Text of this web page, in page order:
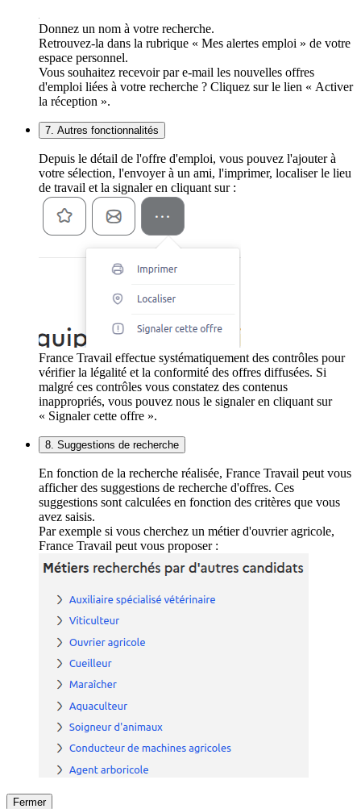
Donnez un nom à votre recherche.
Retrouvez-la dans la rubrique « Mes alertes emploi » de votre
espace personnel.
Vous souhaitez recevoir par e-mail les nouvelles offres
d'emploi liées à votre recherche ? Cliquez sur le lien « Activer
la réception ».
7. Autres fonctionnalités
Depuis le détail de l'offre d'emploi, vous pouvez l'ajouter à
votre sélection, l'envoyer à un ami, l'imprimer, localiser le lieu
de travail et la signaler en cliquant sur :
France Travail effectue systématiquement des contrôles pour
vérifier la légalité et la conformité des offres diffusées. Si
malgré ces contrôles vous constatez des contenus
inappropriés, vous pouvez nous le signaler en cliquant sur
« Signaler cette offre ».
8. Suggestions de recherche
En fonction de la recherche réalisée, France Travail peut vous
afficher des suggestions de recherche d'offres. Ces
suggestions sont calculées en fonction des critères que vous
avez saisis.
Par exemple si vous cherchez un métier d'ouvrier agricole,
France Travail peut vous proposer :
Fermer